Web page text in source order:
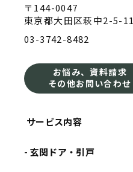
〒144-0047
東京都大田区萩中2-5-11
03-3742-8482
お悩み、資料請求
その他お問い合わせ
サービス内容
- 玄関ドア・引戸